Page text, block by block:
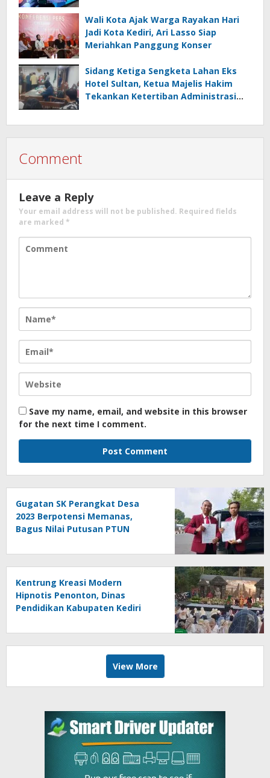
Wali Kota Ajak Warga Rayakan Hari
Jadi Kota Kediri, Ari Lasso Siap
Meriahkan Panggung Konser
Sidang Ketiga Sengketa Lahan Eks
Hotel Sultan, Ketua Majelis Hakim
Tekankan Ketertiban Administrasi
Comment
Leave a Reply
Your email address will not be published. Required fields
are marked *
Save my name, email, and website in this browser
for the next time I comment.
Gugatan SK Perangkat Desa
2023 Berpotensi Memanas,
Bagus Nilai Putusan PTUN
Kentrung Kreasi Modern
Hipnotis Penonton, Dinas
Pendidikan Kabupaten Kediri
View More